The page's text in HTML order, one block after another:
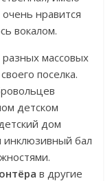
нравится
вокалом.
массовых
поселка.
детском
дом
бал
в другие